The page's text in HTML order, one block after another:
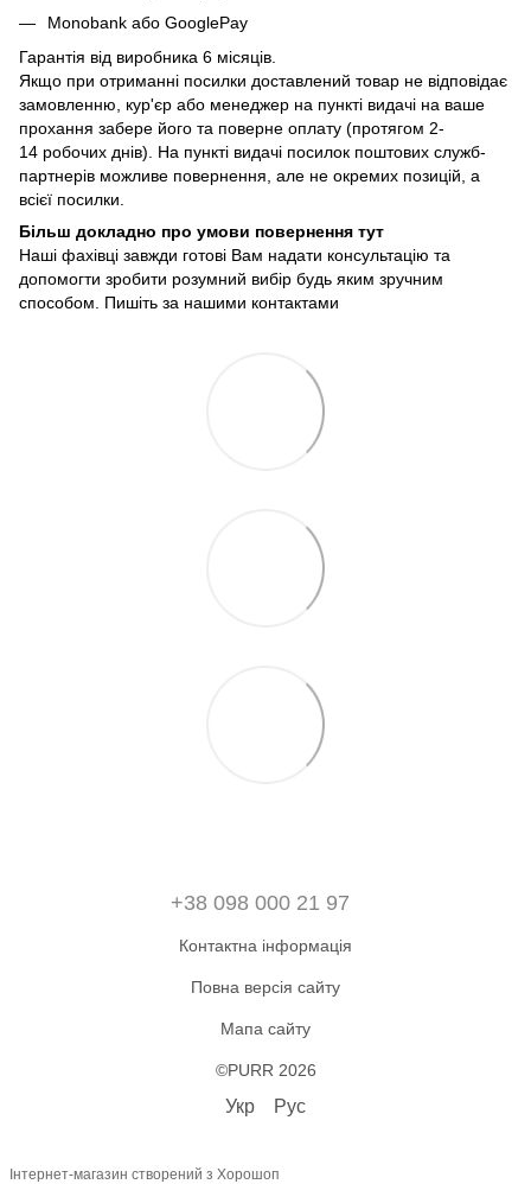
Monobank або GooglePay
Гарантія від виробника 6 місяців.
Якщо при отриманні посилки доставлений товар не відповідає
замовленню, кур'єр або менеджер на пункті видачі на ваше
прохання забере його та поверне оплату (протягом 2-
14 робочих днів). На пункті видачі посилок поштових служб-
партнерів можливе повернення, але не окремих позицій, а
всієї посилки.
Більш докладно про умови повернення тут
Наші фахівці завжди готові Вам надати консультацію та
допомогти зробити розумний вибір будь яким зручним
способом. Пишіть за нашими контактами
+38 098 000 21 97
Контактна інформація
Повна версія сайту
Мапа сайту
©PURR 2026
Укр Рус
Інтернет-магазин створений з Хорошоп